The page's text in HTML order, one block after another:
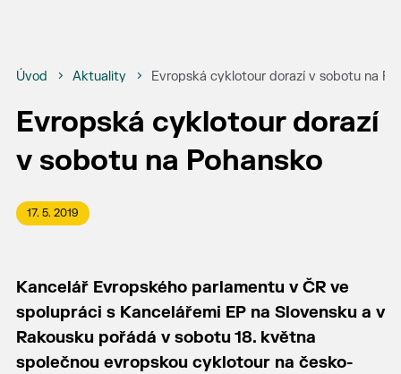
Úvod Aktuality Evropská cyklotour dorazí v sobotu na
Evropská cyklotour dorazí
v sobotu na Pohansko
17. 5. 2019
Kancelář Evropského parlamentu v ČR ve
spolupráci s Kancelářemi EP na Slovensku a v
Rakousku pořádá v sobotu 18. května
společnou evropskou cyklotour na česko-